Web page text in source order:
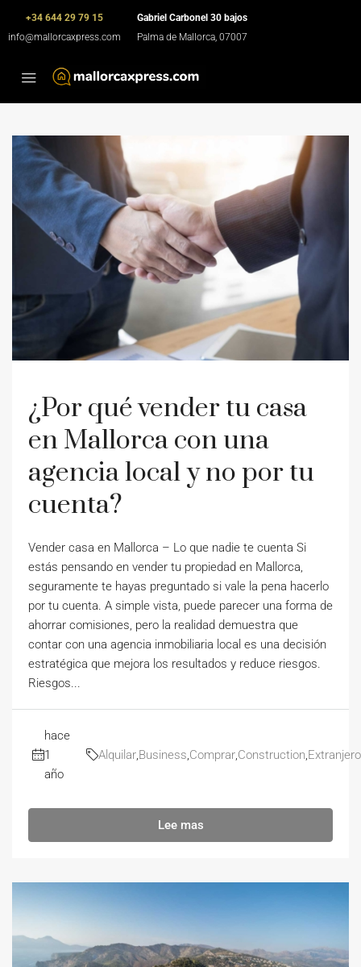
+34 644 29 79 15
info@mallorcaxpress.com
Gabriel Carbonel 30 bajos
Palma de Mallorca, 07007
¿Por qué vender tu casa
en Mallorca con una
agencia local y no por tu
cuenta?
Vender casa en Mallorca – Lo que nadie te cuenta Si
estás pensando en vender tu propiedad en Mallorca,
seguramente te hayas preguntado si vale la pena hacerlo
por tu cuenta. A simple vista, puede parecer una forma de
ahorrar comisiones, pero la realidad demuestra que
contar con una agencia inmobiliaria local es una decisión
estratégica que mejora los resultados y reduce riesgos.
Riesgos...
hace
1
año
Alquilar,Business,Comprar,Construction,
Lee mas